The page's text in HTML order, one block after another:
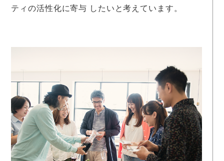
ティの活性化に寄与 したいと考えています。